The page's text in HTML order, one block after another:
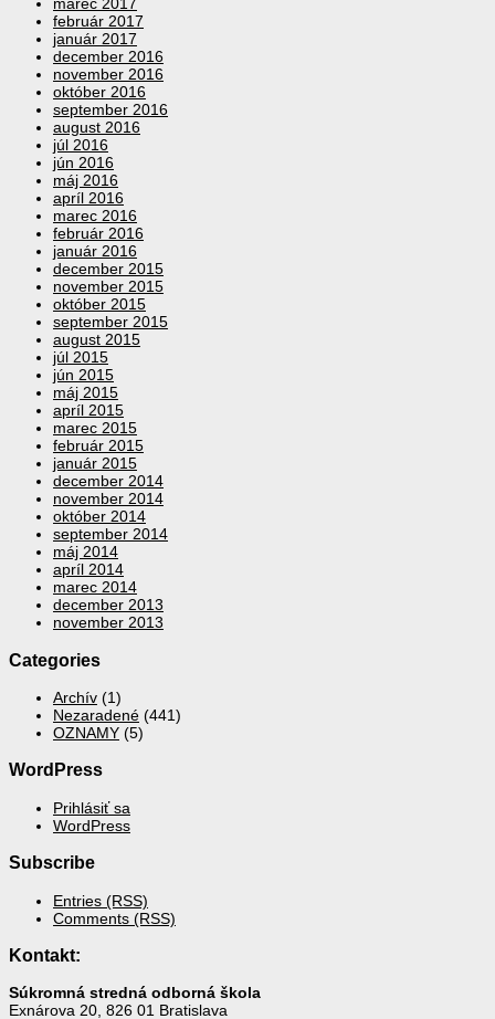
marec 2017
február 2017
január 2017
december 2016
november 2016
október 2016
september 2016
august 2016
júl 2016
jún 2016
máj 2016
apríl 2016
marec 2016
február 2016
január 2016
december 2015
november 2015
október 2015
september 2015
august 2015
júl 2015
jún 2015
máj 2015
apríl 2015
marec 2015
február 2015
január 2015
december 2014
november 2014
október 2014
september 2014
máj 2014
apríl 2014
marec 2014
december 2013
november 2013
Categories
Archív (1)
Nezaradené (441)
OZNAMY (5)
WordPress
Prihlásiť sa
WordPress
Subscribe
Entries (RSS)
Comments (RSS)
Kontakt:
Súkromná stredná odborná škola
Exnárova 20, 826 01 Bratislava